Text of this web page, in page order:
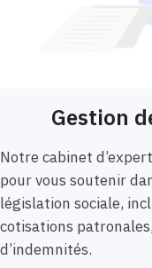
Gestion
Notre cabinet
pour vous soutenir
législation sociale,
cotisations
d’indemnités.